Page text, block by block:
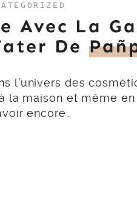
Avec La
De
l’univers des
la maison et même
encore…